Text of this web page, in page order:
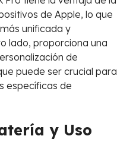
de Apple, lo que
unificada y
lado, proporciona una
de
puede ser crucial para
específicas de
y Uso